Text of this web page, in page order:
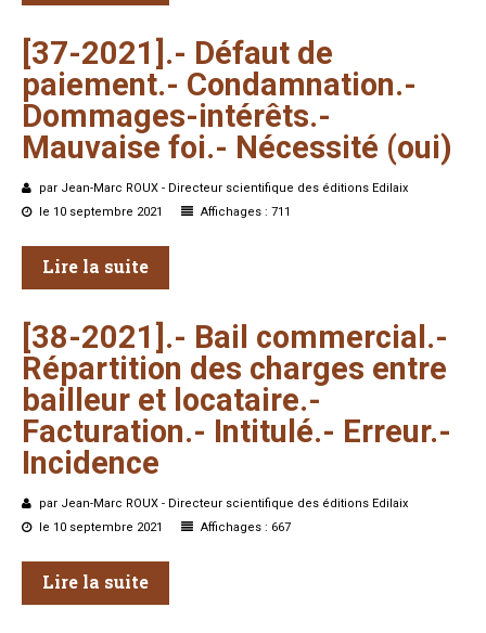
[37-2021].- Défaut de
paiement.- Condamnation.-
Dommages-intérêts.-
Mauvaise foi.- Nécessité (oui)
par Jean-Marc ROUX - Directeur scientifique des éditions Edilaix
le 10 septembre 2021
Affichages : 711
Lire la suite
[38-2021].- Bail commercial.-
Répartition des charges entre
bailleur et locataire.-
Facturation.- Intitulé.- Erreur.-
Incidence
par Jean-Marc ROUX - Directeur scientifique des éditions Edilaix
le 10 septembre 2021
Affichages : 667
Lire la suite